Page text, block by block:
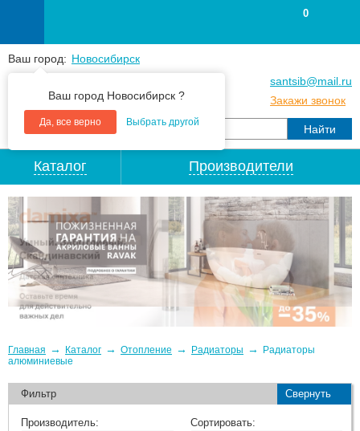
Ваш город: Новосибирск
Ваш город Новосибирск ?
Да, все верно Выбрать другой
+7(383) 213 79 30
santsib@mail.ru
Закажи звонок
0
Каталог Производители
Главная → Каталог → Отопление → Радиаторы →
Радиаторы
алюминиевые
Фильтр Свернуть
Производитель: Сортировать: